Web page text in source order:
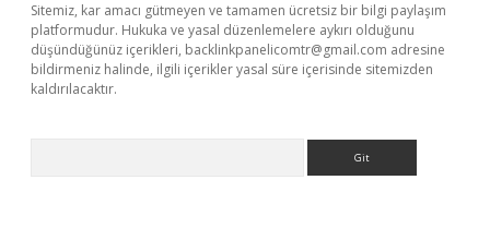
Sitemiz, kar amacı gütmeyen ve tamamen ücretsiz bir bilgi paylaşım
platformudur. Hukuka ve yasal düzenlemelere aykırı olduğunu
düşündüğünüz içerikleri, backlinkpanelicomtr@gmail.com adresine
bildirmeniz halinde, ilgili içerikler yasal süre içerisinde sitemizden
kaldırılacaktır.